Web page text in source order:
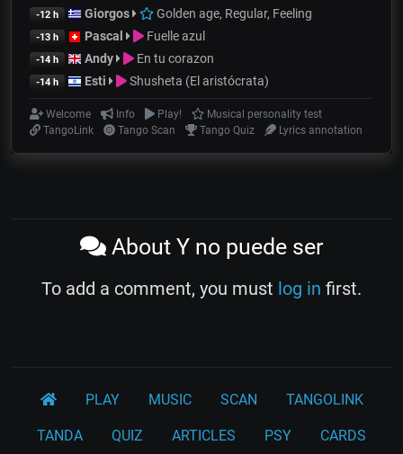
-12 h Giorgos Golden age, Regular, Feeling
-13 h Pascal Fuelle azul
-14 h Andy En tu corazon
-14 h Esti Shusheta (El aristócrata)
Welcome Info Play!
Musical personality test
TangoLink
Tango Scan Tango Quiz Lyrics annotation
About Y no puede ser
To add a comment, you must log in first.
PLAY MUSIC SCAN TANGOLINK
TANDA QUIZ ARTICLES PSY CARDS